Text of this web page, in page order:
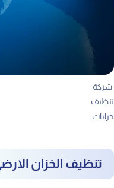
شركة
تنظيف
خزانات
تنظيف الخزان